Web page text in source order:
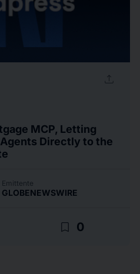
upload
MCP, Letting
Directly to the
Emittente
GLOBENEWSWIRE
bookmark_border 0